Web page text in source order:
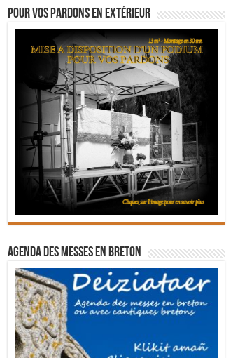
Pour vos pardons en extérieur
Agenda des messes en breton